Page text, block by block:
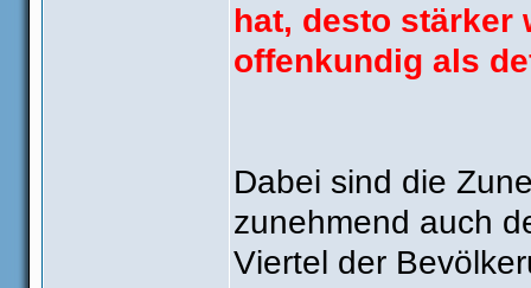
hat, desto stärker
offenkundig als
Dabei sind die
zunehmend auch
Viertel der